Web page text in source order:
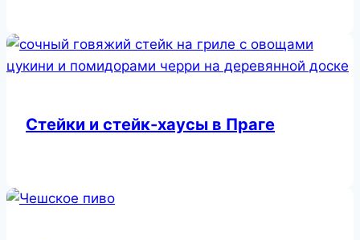
Стейки и стейк-хаусы в Праге